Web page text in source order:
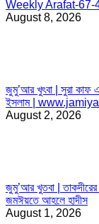
Weekly Arafat-67-
August 8, 2026
জুমু’আর খুৎবা | সুরা কাফ
ইসলাম |
August 2, 2026
জুমু’আর খুতবা |
জমঈয়তে আহলে হাদীস
August 1, 2026